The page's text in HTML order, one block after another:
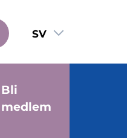
SV
Bli
medlem